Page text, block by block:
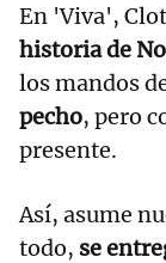
En 'Viva',
historia de
los mandos
pecho, pero
presente.
Así, asume
todo, se